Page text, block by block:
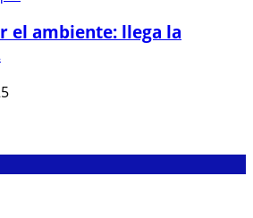
el ambiente: llega la